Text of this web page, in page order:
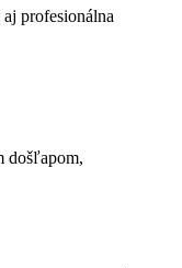
profesionálna
došľapom,